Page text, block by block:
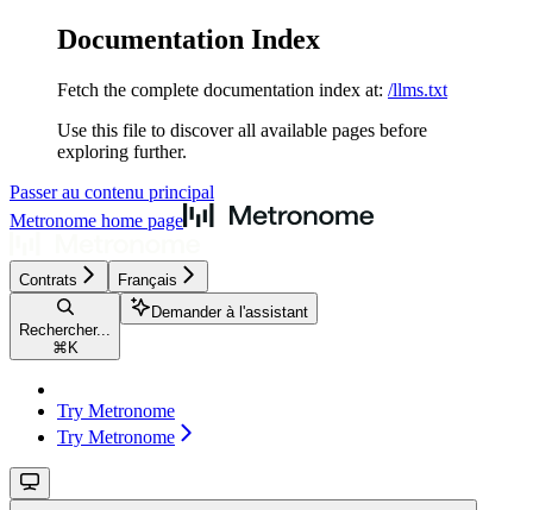
Documentation Index
Fetch the complete documentation index at: /llms.txt
Use this file to discover all available pages before
exploring further.
Passer au contenu principal
Metronome home page
Contrats Français
Rechercher...
⌘ K
Demander à l'assistant
Try Metronome
Try Metronome